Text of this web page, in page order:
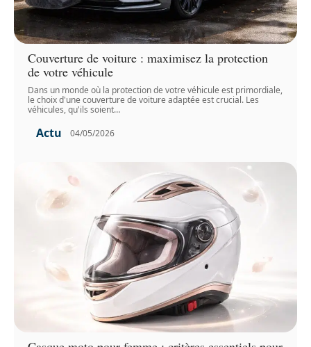
Couverture de voiture : maximisez la protection
de votre véhicule
Dans un monde où la protection de votre véhicule est primordiale,
le choix d'une couverture de voiture adaptée est crucial. Les
véhicules, qu'ils soient…
Actu 04/05/2026